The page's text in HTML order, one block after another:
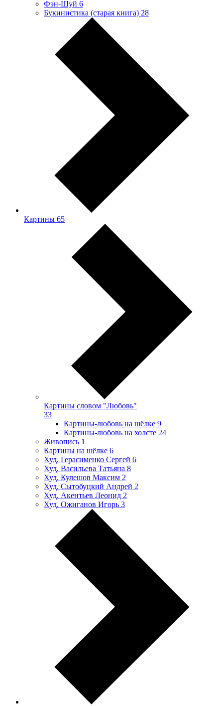
Фэн-Шуй 6
Букинистика (старая книга) 28
Картины 65
Картины словом "Любовь"
33
Картины-любовь на шёлке 9
Картины-любовь на холсте 24
Живопись 1
Картины на шёлке 6
Худ. Герасименко Сергей 6
Худ. Васильева Татьяна 8
Худ. Кулешов Максим 2
Худ. Сытобуцкий Андрей 2
Худ. Акентьев Леонид 2
Худ. Ожиганов Игорь 3